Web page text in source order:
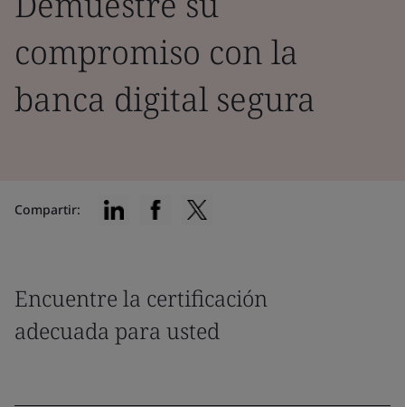
compromiso con la
banca digital segura
Compartir:
Encuentre la certificación
adecuada para usted